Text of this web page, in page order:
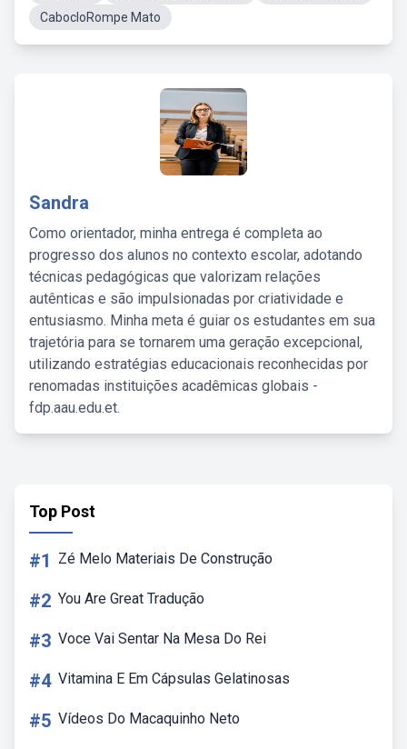
CabocloRompe Mato
Sandra
Como orientador, minha entrega é completa ao
progresso dos alunos no contexto escolar, adotando
técnicas pedagógicas que valorizam relações
autênticas e são impulsionadas por criatividade e
entusiasmo. Minha meta é guiar os estudantes em sua
trajetória para se tornarem uma geração excepcional,
utilizando estratégias educacionais reconhecidas por
renomadas instituições acadêmicas globais -
fdp.aau.edu.et.
Top Post
#1 Zé Melo Materiais De Construção
#2 You Are Great Tradução
#3 Voce Vai Sentar Na Mesa Do Rei
#4 Vitamina E Em Cápsulas Gelatinosas
#5 Vídeos Do Macaquinho Neto